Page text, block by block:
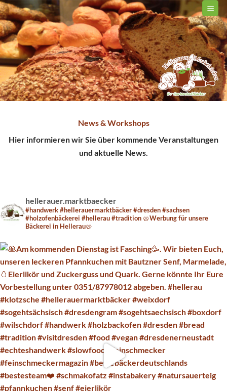
Zum
Inhalt
springen
News & Workshops
Hier informieren wir Sie über kommende Veranstaltungen
und aktuelle News.
hellerauer.marktbaecker
#handwerk #hellerauermarktbäcker #dresden #sachsen
#holzofenbäckerei #hellerau #tradition 🥨Werbung für unsere
Bäckerei in Hellerau🥨